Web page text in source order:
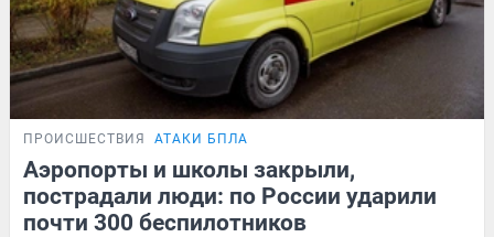
ПРОИСШЕСТВИЯ АТАКИ БПЛА
Аэропорты и школы закрыли,
пострадали люди: по России ударили
почти 300 беспилотников